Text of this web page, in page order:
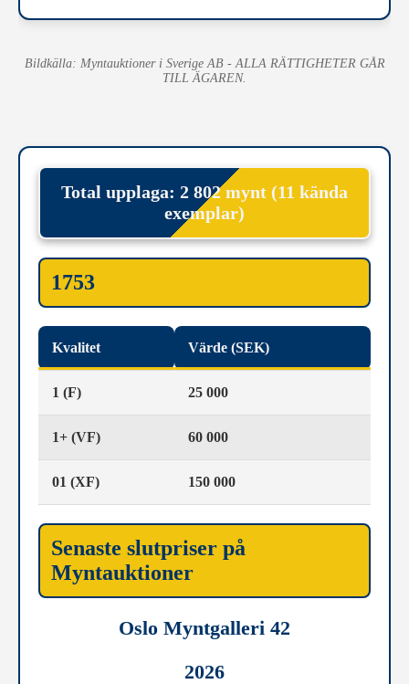
Bildkälla: Myntauktioner i Sverige AB - ALLA RÄTTIGHETER GÅR
TILL ÄGAREN.
Total upplaga: 2 802 mynt (11 kända
exemplar)
1753
Kvalitet Värde (SEK)
1 (F) 25 000
1+ (VF) 60 000
01 (XF) 150 000
Senaste slutpriser på
Myntauktioner
Oslo Myntgalleri 42
2026